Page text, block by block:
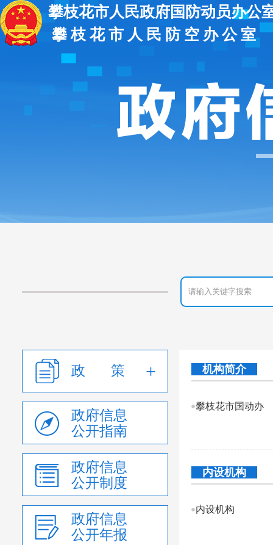
攀枝花市人民政府国防动员办公
攀 枝 花 市 人 民 防 空 办 公 室
政 策
政府信息
公开指南
政府信息
公开制度
政府信息
公开年报
机构简介
攀枝花市国动办
内设机构
内设机构